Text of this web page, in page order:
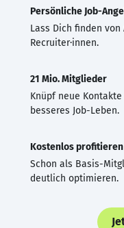
Persönliche Job-
Lass Dich finden
Recruiter·innen.
21 Mio. Mitglieder
Knüpf neue
besseres Job-Leben.
Kostenlos profitieren
Schon als Basis-
deutlich optimieren.